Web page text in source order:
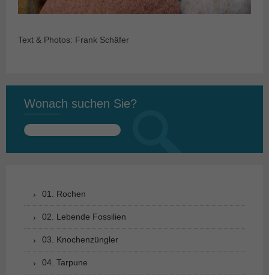
Text & Photos: Frank Schäfer
Wonach suchen Sie?
Suchen
01. Rochen
02. Lebende Fossilien
03. Knochenzüngler
04. Tarpune